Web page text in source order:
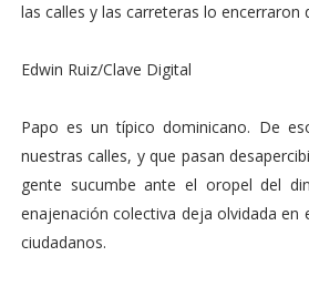
las calles y las carreteras lo encerraron
Edwin Ruiz/Clave Digital
Papo es un típico dominicano. De
nuestras calles, y que pasan
gente sucumbe ante el oropel del
enajenación colectiva deja olvidada en
ciudadanos.